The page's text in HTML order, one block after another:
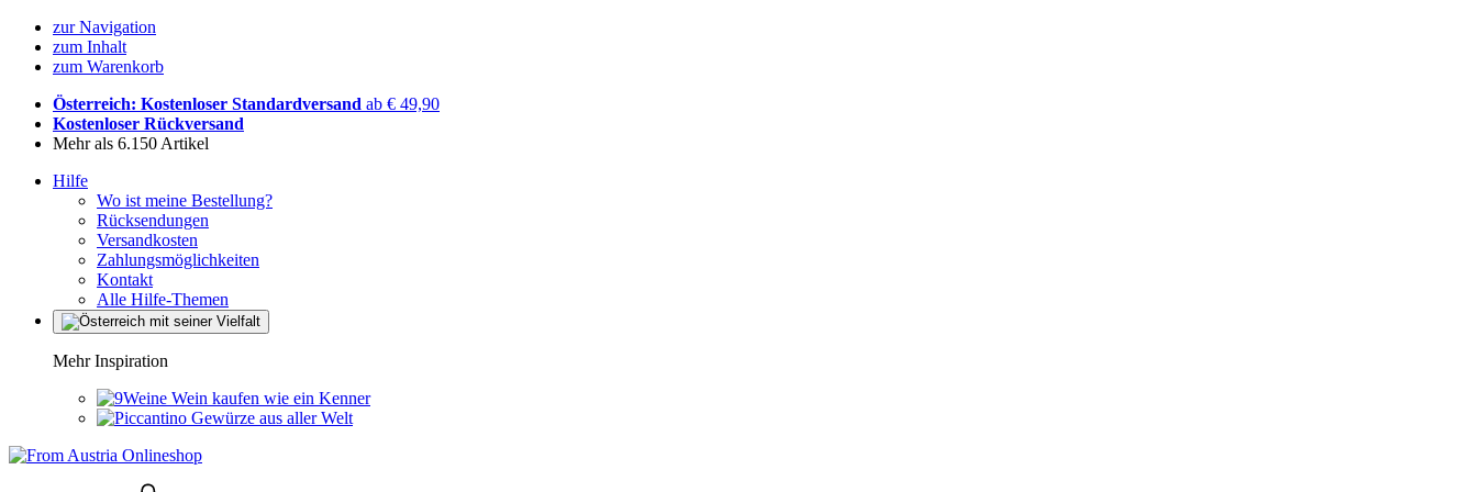
zur Navigation
zum Inhalt
zum Warenkorb
Österreich: Kostenloser Standardversand ab € 49,90
Kostenloser Rückversand
Mehr als 6.150 Artikel
Hilfe
Wo ist meine Bestellung?
Rücksendungen
Versandkosten
Zahlungsmöglichkeiten
Kontakt
Alle Hilfe-Themen
Mehr Inspiration
Wein kaufen wie ein Kenner
Gewürze aus aller Welt